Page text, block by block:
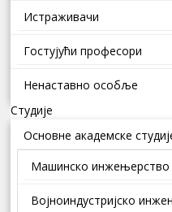
Истраживачи
Гостујући професори
Ненаставно особље
Студије
Основне академске
Машинско инжењерство
Војноиндустријско